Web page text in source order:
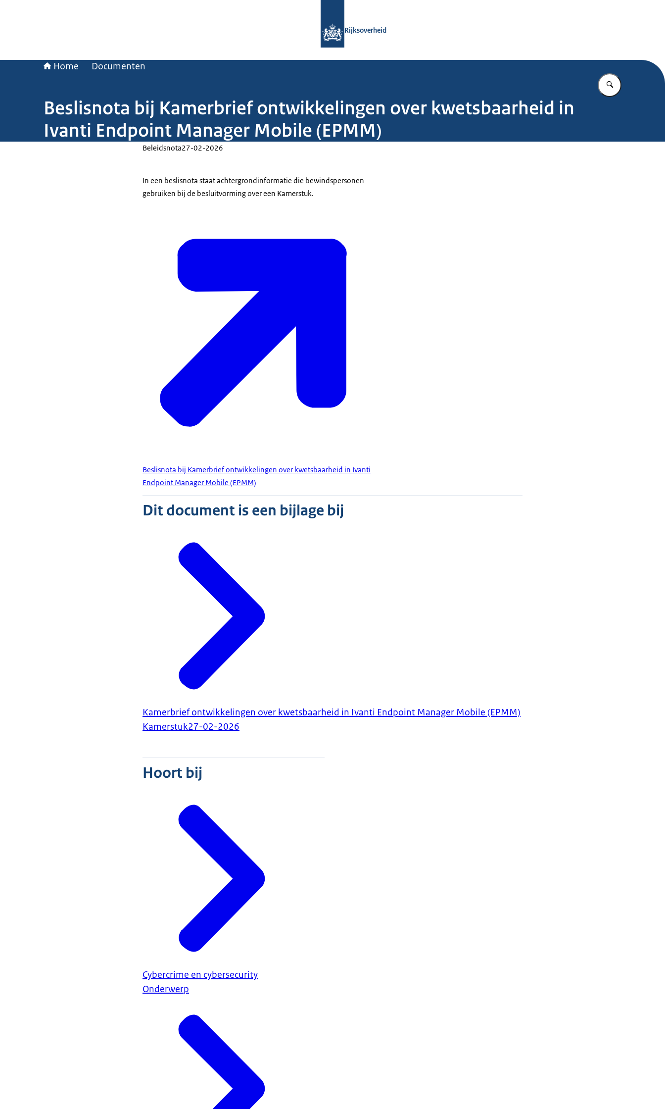
Rijksoverheid
Home Documenten
Vul in wat u
Beslisnota bij Kamerbrief ontwikkelingen over kwetsbaarheid in
Ivanti Endpoint Manager Mobile (EPMM)
Beleidsnota27-02-2026
In een beslisnota staat achtergrondinformatie die bewindspersonen
gebruiken bij de besluitvorming over een Kamerstuk.
Beslisnota bij Kamerbrief ontwikkelingen over kwetsbaarheid in Ivanti
Endpoint Manager Mobile (EPMM)
Dit document is een bijlage bij
Kamerbrief ontwikkelingen over kwetsbaarheid in Ivanti Endpoint Manager Mobile (EPMM)
Kamerstuk27-02-2026
Hoort bij
Cybercrime en cybersecurity
Onderwerp